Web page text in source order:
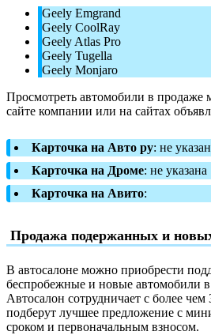
Geely Emgrand
Geely CoolRay
Geely Atlas Pro
Geely Tugella
Geely Monjaro
Просмотреть автомобили в
сайте компании или на сайтах
Карточка на Авто ру: не
Карточка на Дроме: не указана
Карточка на Авито:
Продажа подержанных и
В автосалоне можно приобрести
беспробежные и новые автомобили в
Автосалон сотрудничает с более
подберут лучшее предложение с
сроком и первоначальным взносом.